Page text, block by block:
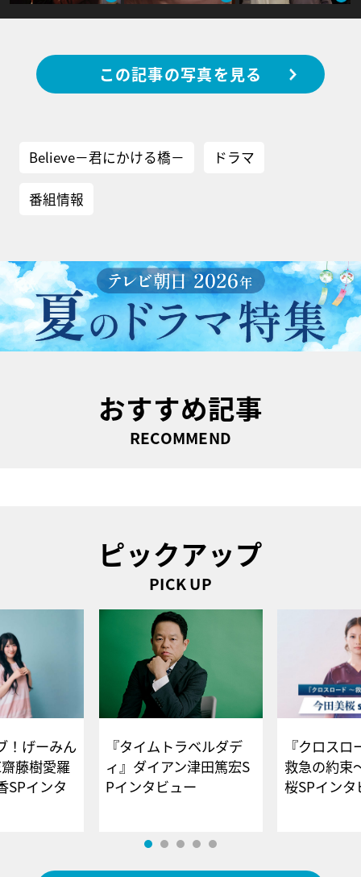
この記事の写真を見る
Believe－君にかける橋－ ドラマ
番組情報
おすすめ記事
RECOMMEND
ピックアップ
PICK UP
！げーみん
藤樹愛羅
SPインタ
『タイムトラベルダデ
ィ』ダイアン津田篤宏S
Pインタビュー
『クロス
救急の約束
桜SPイ